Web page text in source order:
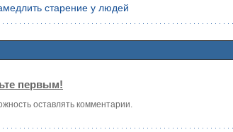
старение у людей
первым!
оставлять комментарии.